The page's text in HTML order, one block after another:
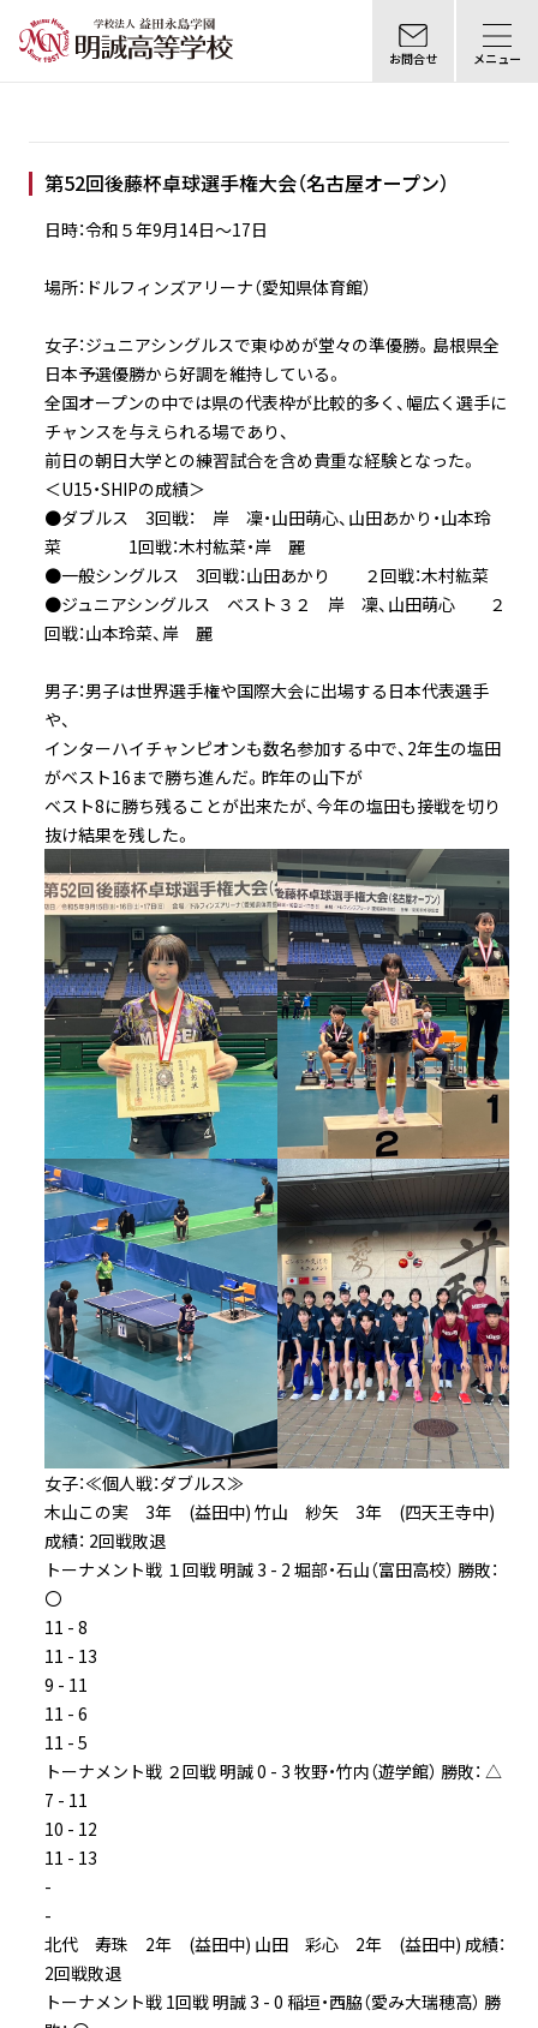
お問合せ メニュー
第52回後藤杯卓球選手権大会（名古屋オープン）
日時：令和５年9月14日〜17日
場所：ドルフィンズアリーナ（愛知県体育館）
女子：ジュニアシングルスで東ゆめが堂々の準優勝。島根県全
日本予選優勝から好調を維持している。
全国オープンの中では県の代表枠が比較的多く、幅広く選手に
チャンスを与えられる場であり、
前日の朝日大学との練習試合を含め貴重な経験となった。
＜U15・SHIPの成績＞
●ダブルス 3回戦： 岸 凜・山田萌心、山田あかり・山本玲
菜 1回戦：木村紘菜・岸 麗
●一般シングルス 3回戦：山田あかり ２回戦：木村紘菜
●ジュニアシングルス ベスト３２ 岸 凜、山田萌心 ２
回戦：山本玲菜、岸 麗
男子：男子は世界選手権や国際大会に出場する日本代表選手
や、
インターハイチャンピオンも数名参加する中で、2年生の塩田
がベスト16まで勝ち進んだ。昨年の山下が
ベスト8に勝ち残ることが出来たが、今年の塩田も接戦を切り
抜け結果を残した。
女子：≪個人戦：ダブルス≫
木山この実 3年 (益田中) 竹山 紗矢 3年 (四天王寺中)
成績： 2回戦敗退
トーナメント戦 １回戦 明誠 3 - 2 堀部・石山（富田高校） 勝敗：
〇
11 - 8
11 - 13
9 - 11
11 - 6
11 - 5
トーナメント戦 ２回戦 明誠 0 - 3 牧野・竹内（遊学館） 勝敗： △
7 - 11
10 - 12
11 - 13
-
-
北代 寿珠 2年 (益田中) 山田 彩心 2年 (益田中) 成績：
2回戦敗退
トーナメント戦 1回戦 明誠 3 - 0 稲垣・西脇（愛み大瑞穂高） 勝